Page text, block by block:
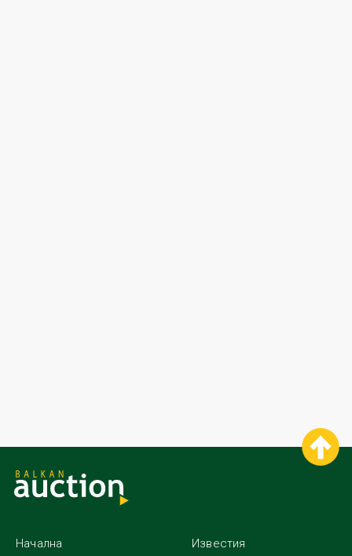
Начална Известия